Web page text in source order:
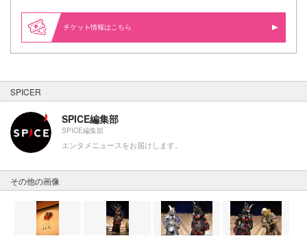
情報はこちら
SPICER
SPICE編集部
SPICE編集部
エンタメニュースをお届けします。
その他の画像